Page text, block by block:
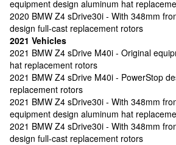
equipment design aluminum hat
2020 BMW Z4 sDrive30i - With 348mm
design full-cast replacement rotors
2021 Vehicles
2021 BMW Z4 sDrive M40i - Original
hat replacement rotors
2021 BMW Z4 sDrive M40i - PowerStop
replacement rotors
2021 BMW Z4 sDrive30i - With 348mm
equipment design aluminum hat
2021 BMW Z4 sDrive30i - With 348mm
design full-cast replacement rotors